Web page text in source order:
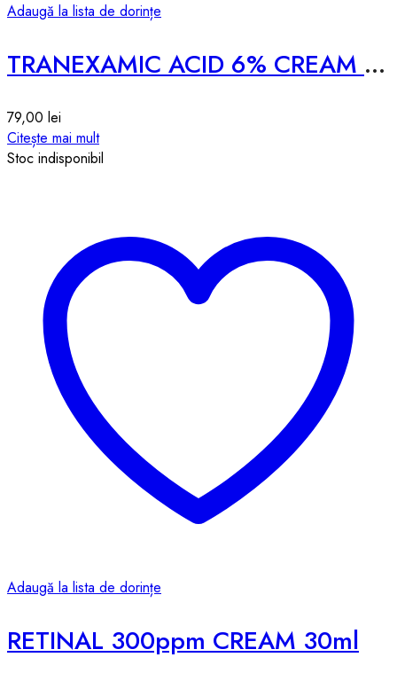
Adaugă la lista de dorințe
TRANEXAMIC ACID 6% CREAM 30ml
79,00 lei
Citește mai mult
Stoc indisponibil
Adaugă la lista de dorințe
RETINAL 300ppm CREAM 30ml